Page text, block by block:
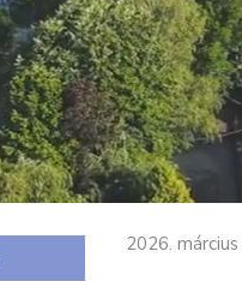
2026.